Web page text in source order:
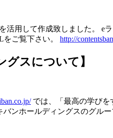
活用して作成致しました。
ご覧下さい。 http://
グスについて】
では、「最高の学びを
ンホールディングスのグルー